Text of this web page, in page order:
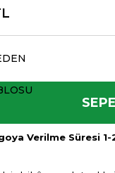
Verilme Süresi 1-